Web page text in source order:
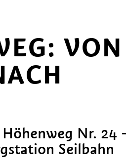
VON
Nr. 24
Seilbahn